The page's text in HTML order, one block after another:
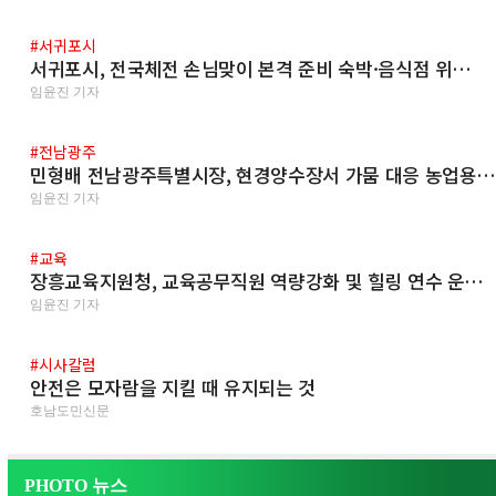
#서귀포시
서귀포시, 전국체전 손님맞이 본격 준비 숙박·음식점 위…
임윤진 기자
#전남광주
민형배 전남광주특별시장, 현경양수장서 가뭄 대응 농업용…
임윤진 기자
#교육
장흥교육지원청, 교육공무직원 역량강화 및 힐링 연수 운…
임윤진 기자
#시사칼럼
안전은 모자람을 지킬 때 유지되는 것
호남도민신문
PHOTO 뉴스